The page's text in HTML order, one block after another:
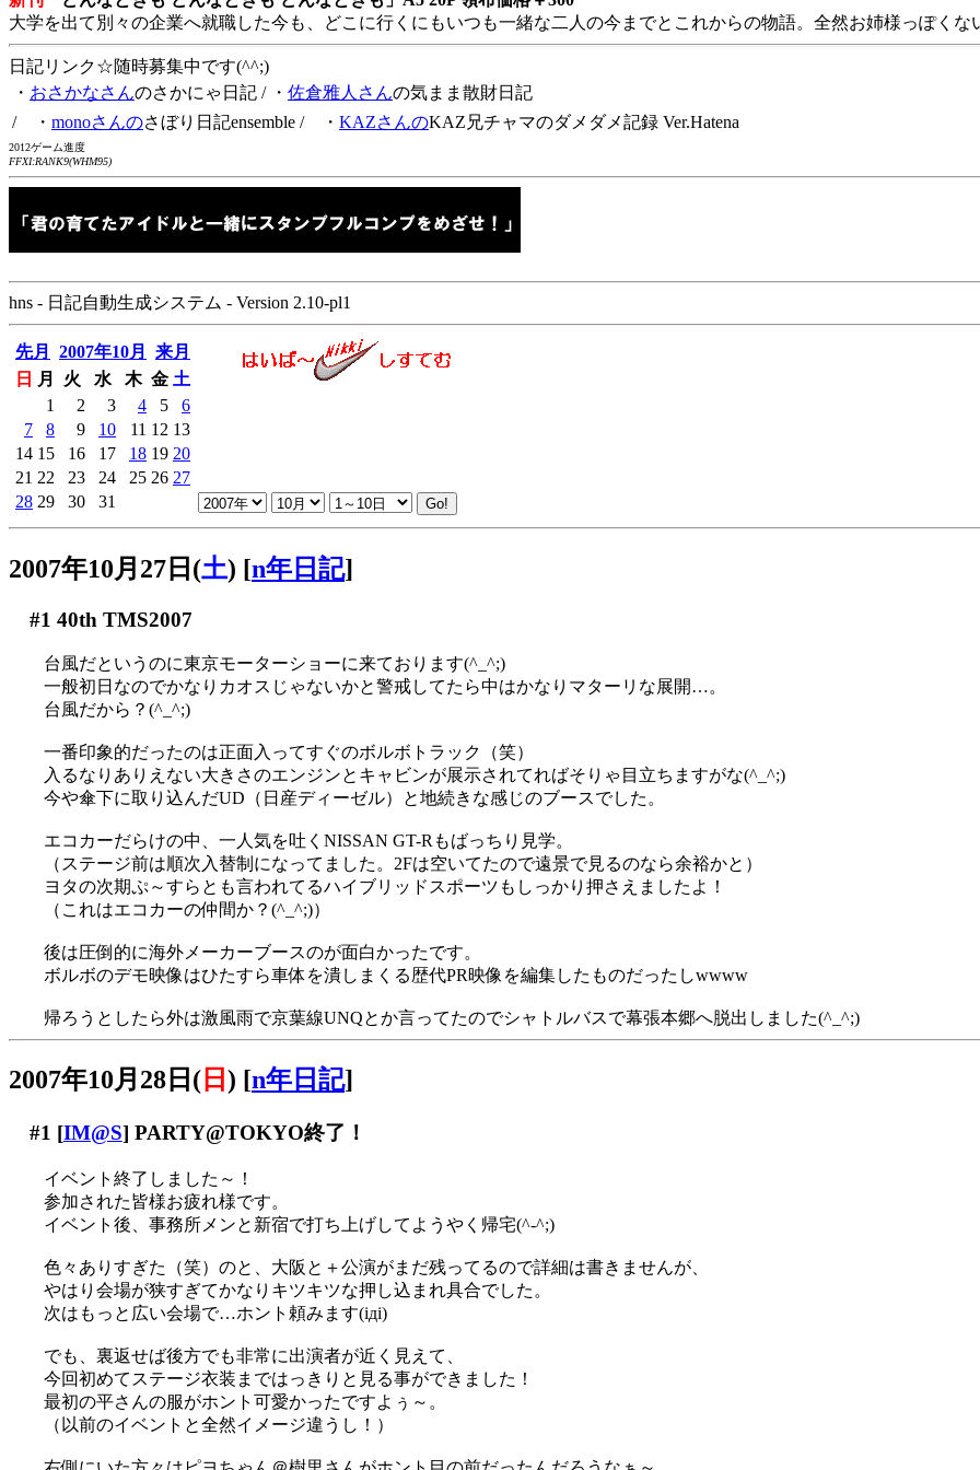
大学を出て別々の企業へ就職した今も、どこに行くにもいつも一緒な二人の今までとこれからの物語。全然お姉様っぽくな
日記リンク☆随時募集中です(^^;)
・ おさかなさんのさかにゃ日記 / ・ 佐倉雅人さんの気まま散財日記
/ ・ monoさんのさぼり日記ensemble / ・ KAZさんのKAZ兄チャマのダメダメ記録 Ver.Hatena
2012ゲーム進度
FFXI:RANK9(WHM95)
hns - 日記自動生成システム - Version 2.10-pl1
先月 2007年10月
来月
日
月 火 水 木 金 土
1
2 3 4 5
6
7
8 9 10 11 12 13
14 15 16 17 18 19 20
21 22 23 24 25 26 27
28 29 30 31
2007年10月27日(土) [n年日記]
#1 40th TMS2007
台風だというのに東京モーターショーに来ております(^_^;)
一般初日なのでかなりカオスじゃないかと警戒してたら中はかなりマターリな展開…。
台風だから？(^_^;)
一番印象的だったのは正面入ってすぐのボルボトラック（笑）
入るなりありえない大きさのエンジンとキャビンが展示されてればそりゃ目立ちますがな(^_^;)
今や傘下に取り込んだUD（日産ディーゼル）と地続きな感じのブースでした。
エコカーだらけの中、一人気を吐くNISSAN GT-Rもばっちり見学。
（ステージ前は順次入替制になってました。2Fは空いてたので遠景で見るのなら余裕かと）
ヨタの次期ぷ～すらとも言われてるハイブリッドスポーツもしっかり押さえましたよ！
（これはエコカーの仲間か？(^_^;)）
後は圧倒的に海外メーカーブースのが面白かったです。
ボルボのデモ映像はひたすら車体を潰しまくる歴代PR映像を編集したものだったしwwww
帰ろうとしたら外は激風雨で京葉線UNQとか言ってたのでシャトルバスで幕張本郷へ脱出しました(^_^;)
2007年10月28日( 日 ) [n年日記]
#1 [IM@S] PARTY@TOKYO終了！
イベント終了しました～！
参加された皆様お疲れ様です。
イベント後、事務所メンと新宿で打ち上げしてようやく帰宅(^-^;)
色々ありすぎた（笑）のと、大阪と＋公演がまだ残ってるので詳細は書きませんが、
やはり会場が狭すぎてかなりキツキツな押し込まれ具合でした。
次はもっと広い会場で…ホント頼みます(iдi)
でも、裏返せば後方でも非常に出演者が近く見えて、
今回初めてステージ衣装まではっきりと見る事ができました！
最初の平さんの服がホント可愛かったですよぅ～。
（以前のイベントと全然イメージ違うし！）